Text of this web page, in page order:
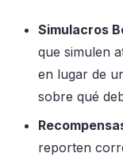
Simulacros
que simulen
en lugar de
sobre qué
reporten